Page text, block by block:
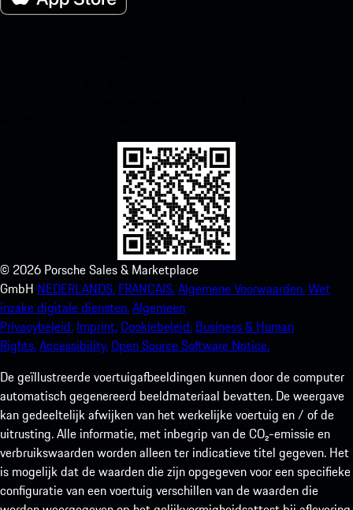
© 2026 Porsche Sales & Marketplace
GmbH NEDERLANDS. FRANCAIS.Algemene Voorwaarden.Wet
inzake digitale diensten.Algemeen
Privacybeleid. Imprint.Cookiebeleid. Business & Human
Rights.Accessibility.Open Source Software Notice.
De geïllustreerde voertuigafbeeldingen kunnen door de computer
automatisch gegenereerd beeldmateriaal bevatten. De weergave
kan gedeeltelijk afwijken van het werkelijke voertuig en / of de
uitrusting. Alle informatie, met inbegrip van de CO₂-emissie en
verbruikswaarden worden alleen ter indicatieve titel gegeven. Het
is mogelijk dat de waarden die zijn opgegeven voor een specifieke
configuratie van een voertuig verschillen van de waarden die